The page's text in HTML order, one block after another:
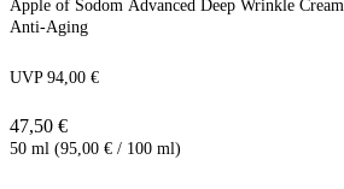
Apple of Sodom Advanced Deep Wrinkle Cream
Anti-Aging
UVP 94,00 €
47,50 €
50 ml (95,00 € / 100 ml)